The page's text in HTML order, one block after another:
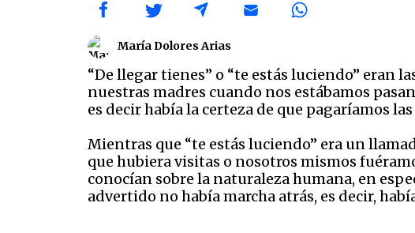
María Dolores Arias
“De llegar tienes” o “te estás luciendo” eran
nuestras madres cuando nos estábamos
es decir había la certeza de que pagaríamos
Mientras que “te estás luciendo” era un
que hubiera visitas o nosotros mismos
conocían sobre la naturaleza humana, en
advertido no había marcha atrás, es decir,